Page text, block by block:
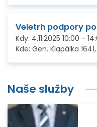
Kdy: 4.11.2025 10:00 -
Kde: Gen. Klapálka
Naše služby